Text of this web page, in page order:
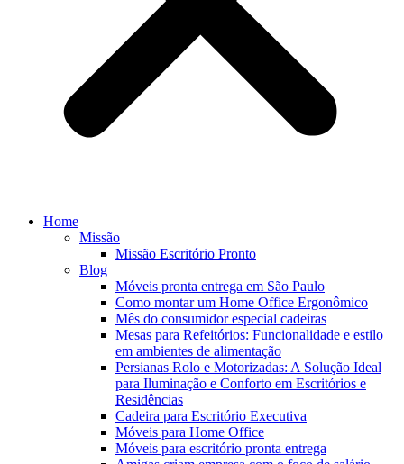
Home
Missão
Missão Escritório Pronto
Blog
Móveis pronta entrega em São Paulo
Como montar um Home Office Ergonômico
Mês do consumidor especial cadeiras
Mesas para Refeitórios: Funcionalidade e estilo
em ambientes de alimentação
Persianas Rolo e Motorizadas: A Solução Ideal
para Iluminação e Conforto em Escritórios e
Residências
Cadeira para Escritório Executiva
Móveis para Home Office
Móveis para escritório pronta entrega